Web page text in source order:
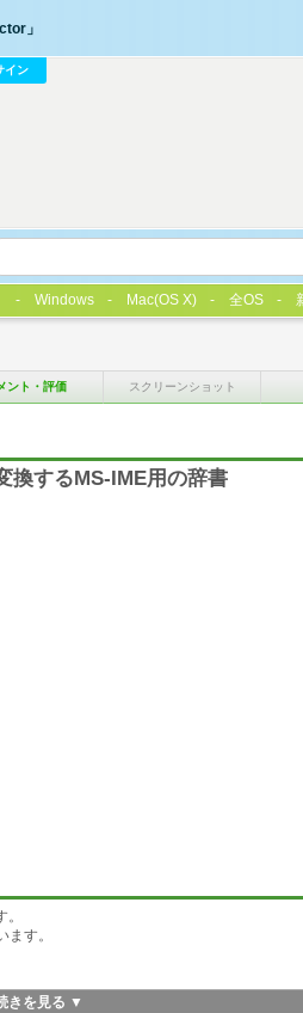
ント・評価 スクリーンショット
換するMS-IME用の辞書
す。
きを見る ▼
」
イン
Windows Mac(OS X) 全OS